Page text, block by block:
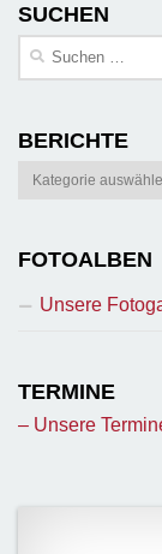
SUCHEN
Suchen
BERICHTE
Berichte
FOTOALBEN
Unsere
TERMINE
– Unsere